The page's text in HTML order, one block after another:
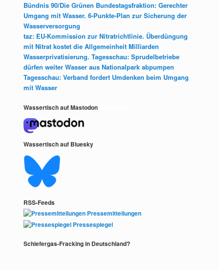
Bündnis 90/Die Grünen Bundestagsfraktion: Gerechter
Umgang mit Wasser. 6-Punkte-Plan zur Sicherung der
Wasserversorgung
taz: EU-Kommission zur Nitratrichtlinie. Überdüngung
mit Nitrat kostet die Allgemeinheit Milliarden
Wasserprivatisierung. Tagesschau: Sprudelbetriebe
dürfen weiter Wasser aus Nationalpark abpumpen
Tagesschau: Verband fordert Umdenken beim Umgang
mit Wasser
Wassertisch auf Mastodon
Wassertisch auf Bluesky
RSS-Feeds
Pressemitteilungen
Pressespiegel
Schiefergas-Fracking in Deutschland?